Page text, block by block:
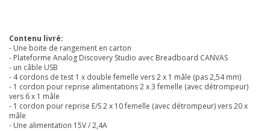
Contenu livré:
- Une boite de rangement en carton
- Plateforme Analog Discovery Studio avec Breadboard CANVAS
- un câble USB
- 4 cordons de test 1 x double femelle vers 2 x 1 mâle (pas 2,54 mm)
- 1 cordon pour reprise alimentations 2 x 3 femelle (avec détrompeur)
vers 6 x 1 mâle
- 1 cordon pour reprise E/S 2 x 10 femelle (avec détrompeur) vers 20 x
mâle
- Une alimentation 15V / 2,4A